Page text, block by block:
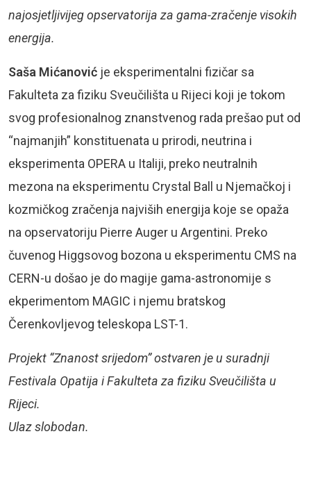
najosjetljivijeg opservatorija za gama-zračenje visokih
energija.
Saša Mićanović je eksperimentalni fizičar sa
Fakulteta za fiziku Sveučilišta u Rijeci koji je tokom
svog profesionalnog znanstvenog rada prešao put od
“najmanjih” konstituenata u prirodi, neutrina i
eksperimenta OPERA u Italiji, preko neutralnih
mezona na eksperimentu Crystal Ball u Njemačkoj i
kozmičkog zračenja najviših energija koje se opaža
na opservatoriju Pierre Auger u Argentini. Preko
čuvenog Higgsovog bozona u eksperimentu CMS na
CERN-u došao je do magije gama-astronomije s
ekperimentom MAGIC i njemu bratskog
Čerenkovljevog teleskopa LST-1.
Projekt “Znanost srijedom” ostvaren je u suradnji
Festivala Opatija i Fakulteta za fiziku Sveučilišta u
Rijeci.
Ulaz slobodan.